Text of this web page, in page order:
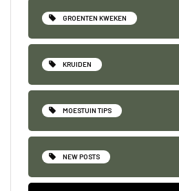
GROENTEN KWEKEN
KRUIDEN
MOESTUIN TIPS
NEW POSTS